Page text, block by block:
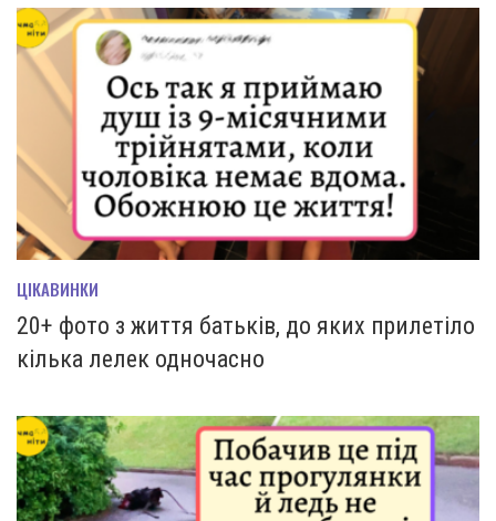
ЦІКАВИНКИ
20+ фото з життя батьків, до яких прилетіло
кілька лелек одночасно